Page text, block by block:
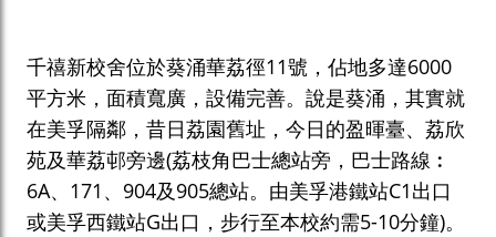
千禧新校舍位於葵涌華荔徑11號，佔地多達6000
平方米，面積寬廣，設備完善。說是葵涌，其實就
在美孚隔鄰，昔日荔園舊址，今日的盈暉臺、荔欣
苑及華荔邨旁邊(荔枝角巴士總站旁，巴士路線︰
6A、171、904及905總站。由美孚港鐵站C1出口
或美孚西鐵站G出口，步行至本校約需5-10分鐘)。